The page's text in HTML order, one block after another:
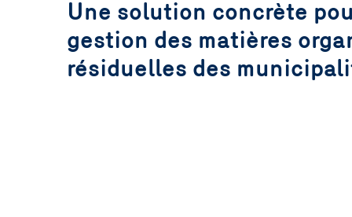
année.
En savoir plus
Une solution concrète
gestion des matières
résiduelles des